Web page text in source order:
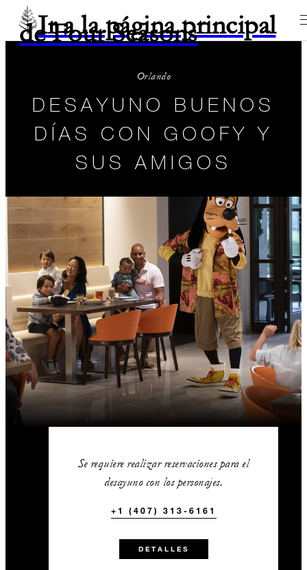
Ir a la página principal
de Four Seasons
Orlando
DESAYUNO BUENOS
DÍAS CON GOOFY Y
SUS AMIGOS
Se requiere realizar reservaciones para el
desayuno con los personajes.
+1 (407) 313-6161
DETALLES